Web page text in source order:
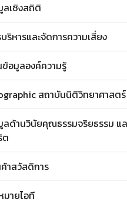
ลเชิงสถิติ
ริหารและจัดการความเสี่ยง
อมูลองค์ความรู้
สถาบันนิติวิทยาศาสตร์
ลด้านวินัยคุณธรรมจริยธรรม แ
ต
าสวัสดิการ
ายไอที